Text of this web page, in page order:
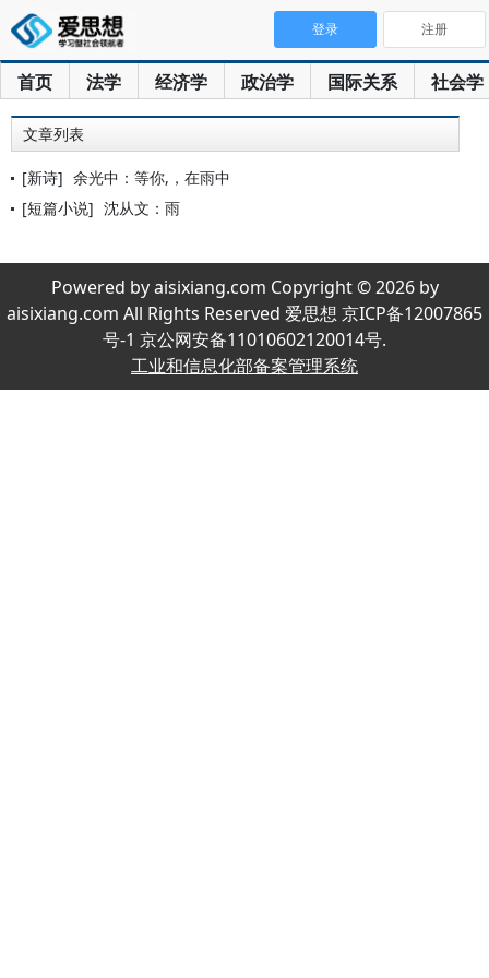
首页 法学 经济学 政治学 国际关系 社会学
登录 注册
文章列表
[新诗] 余光中：等你,，在雨中
[短篇小说] 沈从文：雨
Powered by aisixiang.com Copyright © 2026 by
aisixiang.com All Rights Reserved 爱思想 京ICP备12007865
号-1 京公网安备11010602120014号.
工业和信息化部备案管理系统